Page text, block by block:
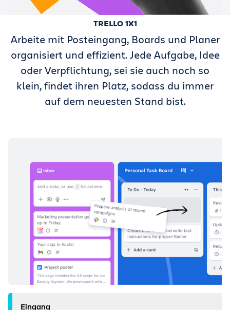
TRELLO 1X1
Arbeite mit Posteingang, Boards und Planer
organisiert und effizient. Jede Aufgabe, Idee
oder Verpflichtung, sei sie auch noch so
klein, findet ihren Platz, sodass du immer
auf dem neuesten Stand bist.
Eingang